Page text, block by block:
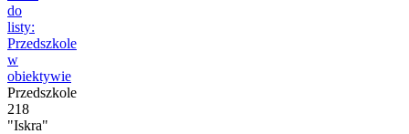
do
listy:
Przedszkole
w
obiektywie
Przedszkole
218
"Iskra"